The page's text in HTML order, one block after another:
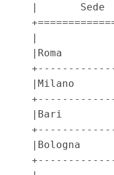
|       Sede
|
|Roma
|Milano
|Bari
|Bologna